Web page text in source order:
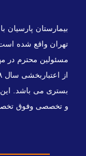
بستری می باشد. این
و تخصصی وفوق